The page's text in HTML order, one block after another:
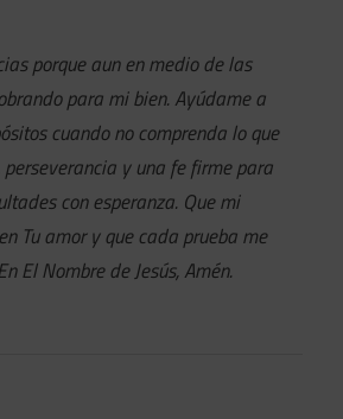
porque aun en medio de las
para mi bien. Ayúdame a
cuando no comprenda lo que
perseverancia y una fe firme para
con esperanza. Que mi
Tu amor y que cada prueba me
El Nombre de Jesús, Amén.